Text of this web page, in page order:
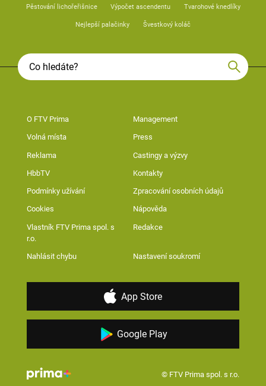
Pěstování lichořeřišnice Výpočet ascendentu Tvarohové knedlíky
Nejlepší palačinky Švestkový koláč
O FTV Prima Management
Volná místa Press
Reklama Castingy a výzvy
HbbTV Kontakty
Podmínky užívání Zpracování osobních údajů
Cookies Nápověda
Vlastník FTV Prima spol. s
r.o.
Redakce
Nahlásit chybu Nastavení soukromí
App Store
Google Play
© FTV Prima spol. s r.o.